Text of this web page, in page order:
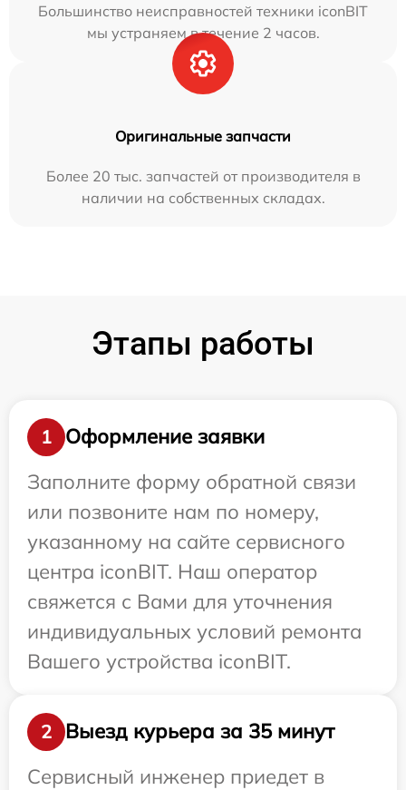
Большинство неисправностей техники iconBIT
мы устраняем в течение 2 часов.
Оригинальные запчасти
Более 20 тыс. запчастей от производителя в
наличии на собственных складах.
Этапы работы
1
Оформление заявки
Заполните форму обратной связи
или позвоните нам по номеру,
указанному на сайте сервисного
центра iconBIT. Наш оператор
свяжется с Вами для уточнения
индивидуальных условий ремонта
Вашего устройства iconBIT.
2
Выезд курьера за 35 минут
Сервисный инженер приедет в